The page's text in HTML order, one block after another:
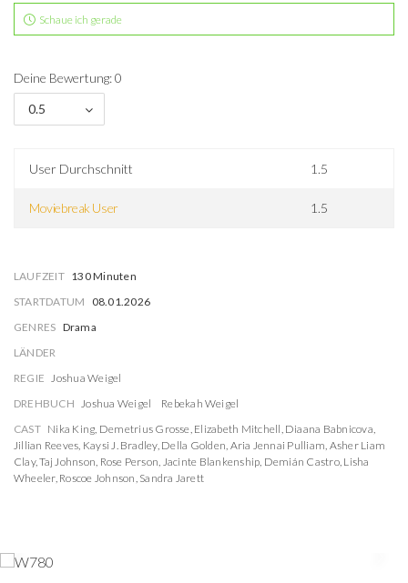
Schaue ich gerade
Deine Bewertung: 0
0.5
User Durchschnitt 1.5
Moviebreak User 1.5
LAUFZEIT 130 Minuten
STARTDATUM
08.01.2026
GENRES Drama
LÄNDER
REGIE Joshua Weigel
DREHBUCH Joshua Weigel
Rebekah Weigel
CAST Nika King, Demetrius Grosse, Elizabeth Mitchell, Diaana Babnicova,
Jillian Reeves, Kaysi J. Bradley, Della Golden, Aria Jennai Pulliam, Asher Liam
Clay,Taj Johnson, Rose Person, Jacinte Blankenship, Demián Castro, Lisha
Wheeler, Roscoe Johnson, Sandra Jarett